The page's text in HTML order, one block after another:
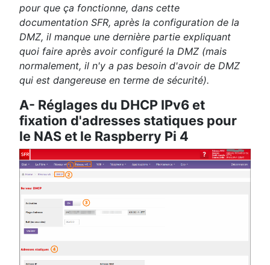
pour que ça fonctionne, dans cette
documentation SFR, après la configuration de la
DMZ, il manque une dernière partie expliquant
quoi faire après avoir configuré la DMZ (mais
normalement, il n'y a pas besoin d'avoir de DMZ
qui est dangereuse en terme de sécurité).
A- Réglages du DHCP IPv6 et
fixation d'adresses statiques pour
le NAS et le Raspberry Pi 4